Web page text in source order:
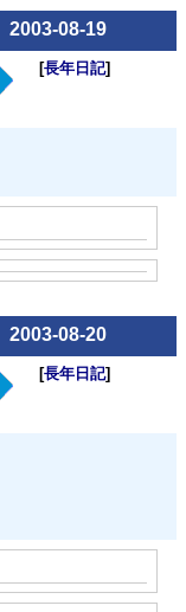
2003-08-19
[長年日記]
2003-08-20
[長年日記]